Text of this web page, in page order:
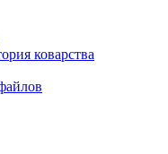
коварства